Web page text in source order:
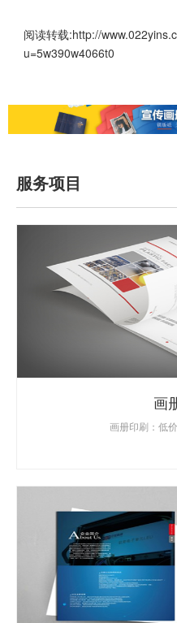
阅读转载:http://
u=5w390w4066t0
服务项目
画
画册印刷：低